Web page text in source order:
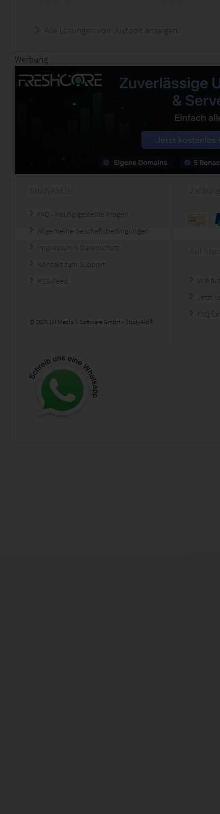
Alle Lösungen von Justdoit anzeigen!
Werbung
FAQ - Häufig gestellte Fragen
Allgemeine Geschäftsbedingungen
Impressum & Datenschutz
Kontakt zum Support
RSS-Feed
© 2026 1M Media & Software GmbH - StudyAid ®
Wie
Jetzt
FAQ